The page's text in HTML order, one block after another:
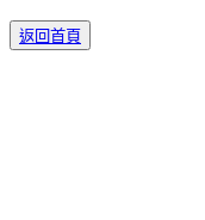
返回首頁